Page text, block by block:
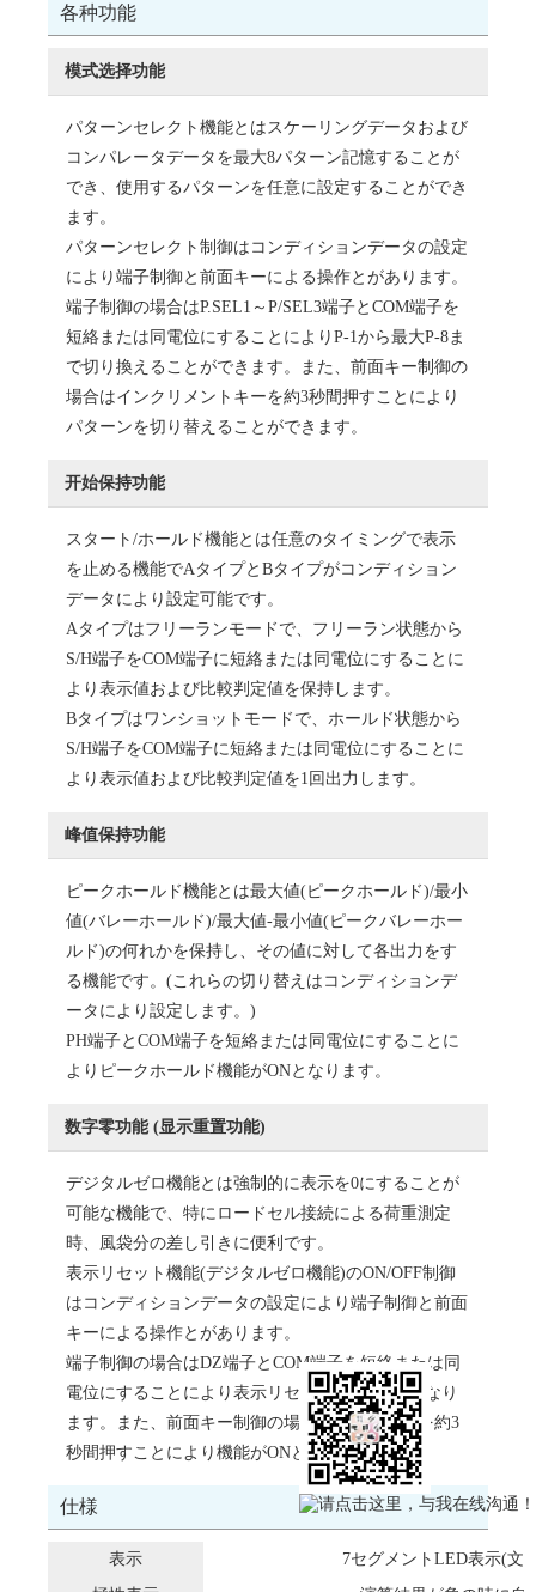
各种功能
模式选择功能
パターンセレクト機能とはスケーリングデータおよび
コンパレータデータを最大8パターン記憶することが
でき、使用するパターンを任意に設定することができ
ます。
パターンセレクト制御はコンディションデータの設定
により端子制御と前面キーによる操作とがあります。
端子制御の場合はP.SEL1～P/SEL3端子とCOM端子を
短絡または同電位にすることによりP-1から最大P-8ま
で切り換えることができます。また、前面キー制御の
場合はインクリメントキーを約3秒間押すことにより
パターンを切り替えることができます。
开始保持功能
スタート/ホールド機能とは任意のタイミングで表示
を止める機能でAタイプとBタイプがコンディション
データにより設定可能です。
Aタイプはフリーランモードで、フリーラン状態から
S/H端子をCOM端子に短絡または同電位にすることに
より表示値および比較判定値を保持します。
Bタイプはワンショットモードで、ホールド状態から
S/H端子をCOM端子に短絡または同電位にすることに
より表示値および比較判定値を1回出力します。
峰值保持功能
ピークホールド機能とは最大値(ピークホールド)/最小
値(バレーホールド)/最大値-最小値(ピークバレーホー
ルド)の何れかを保持し、その値に対して各出力をす
る機能です。(これらの切り替えはコンディションデ
ータにより設定します。)
PH端子とCOM端子を短絡または同電位にすることに
よりピークホールド機能がONとなります。
数字零功能 (显示重置功能)
デジタルゼロ機能とは強制的に表示を0にすることが
可能な機能で、特にロードセル接続による荷重測定
時、風袋分の差し引きに便利です。
表示リセット機能(デジタルゼロ機能)のON/OFF制御
はコンディションデータの設定により端子制御と前面
キーによる操作とがあります。
端子制御の場合はDZ端子とCOM端子を短絡または同
電位にすることにより表示リセット機能がONとなり
ます。また、前面キー制御の場合はシフトキーを約3
秒間押すことにより機能がONとなります。
仕様
表示
7セグメントLED表示(文